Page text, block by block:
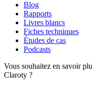
Blog
Rapports
Livres blancs
Fiches techniques
Études de cas
Podcasts
Vous souhaitez en savoir
Claroty ?